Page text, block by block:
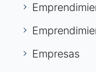
Empresas